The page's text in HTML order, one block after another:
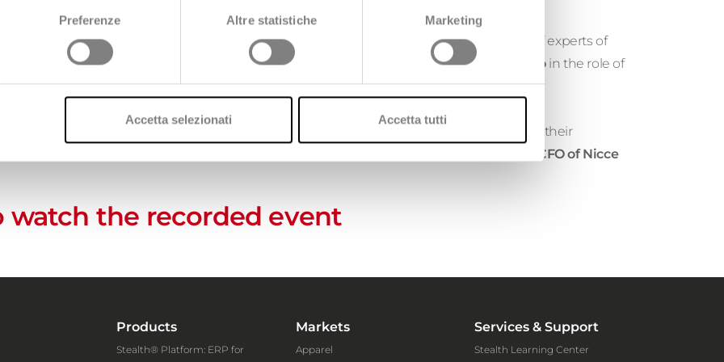
Preferenze Altre statistiche Marketing
Accetta selezionati Accetta tutti
22nd. The event entitled " How to sustain the brand's growth
" saw the participation of experts of
their contribution on the topics accompanied by the Business Futurist, Alberto Mattielloin the role of
an overview on technology
during their
also had the pleasure to guest a special name of the Fashion sector:
Mansoor Jilani, CFO of Nicce
watch the recorded event
Products
Stealth® Platform: ERP for
Markets
Apparel
Services & Support
Stealth Learning Center